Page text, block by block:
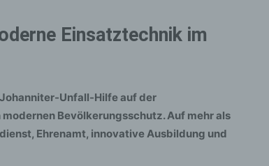
Einsatztechnik im
Johanniter-Unfall-Hilfe auf der
modernen Bevölkerungsschutz. Auf mehr als
Ehrenamt, innovative Ausbildung und